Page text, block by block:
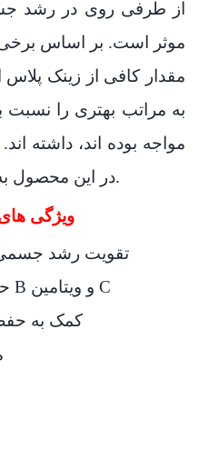
از طرفی روی در رشد
موثر است. بر اساس برخی
مقدار کافی از زینک
به مراتب بهتری را نسبت
مواجه بوده اند، داشته
در این محصول به افزایش اشتها کمک می‌کند.
ویژگی
تقویت رشد جسمی
حاوی زینک، ویتامین‌های گروه B و ویتامین C
کمک به